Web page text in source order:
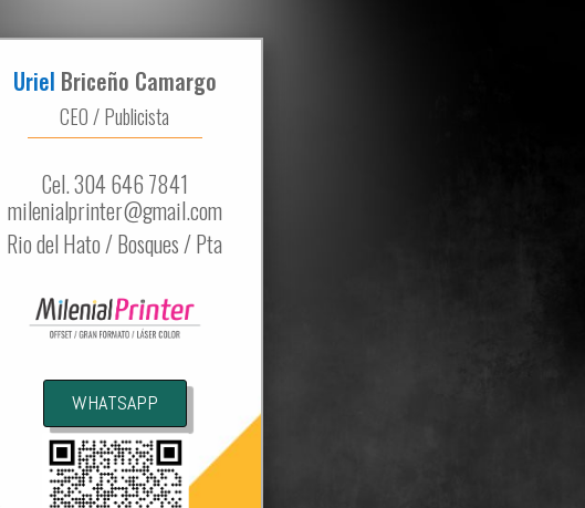
Uriel Briceño Camargo
CEO / Publicista
Cel. 304 646 7841
milenialprinter@gmail.com
Rio del Hato / Bosques / Pta
WHATSAPP